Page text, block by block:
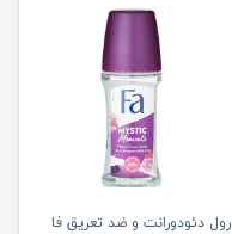
رول دئودورانت و ضد تعریق فا